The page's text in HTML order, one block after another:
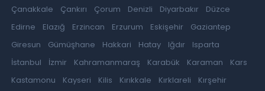
Çanakkale
Çankırı Çorum Denizli Diyarbakır
Düzce
Edirne
Elazığ Erzincan Erzurum Eskişehir
Gaziantep
Giresun
Gümüşhane Hakkari Hatay Iğdır
Isparta
İstanbul
İzmir Kahramanmaraş Karabük Karaman
Kars
Kastamonu
Kayseri Kilis Kırıkkale Kırklareli
Kırşehir